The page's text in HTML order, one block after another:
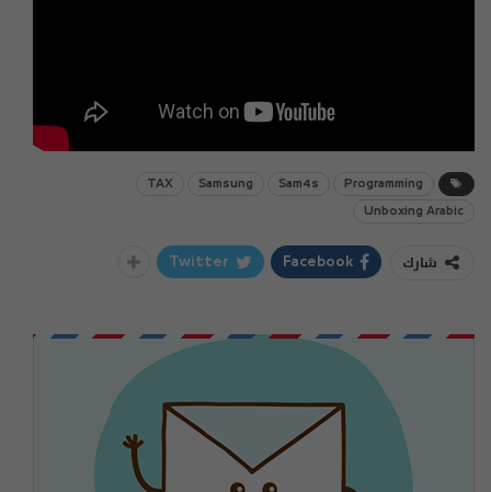
Programming
Sam4s
Samsung
TAX
Unboxing Arabic
شارك Facebook
Twitter